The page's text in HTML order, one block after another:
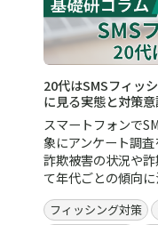
20代はSMSフィッ
に見る実態と対策
スマートフォンで
象にアンケート調
詐欺被害の状況や
て年代ごとの傾向に
フィッシング対策